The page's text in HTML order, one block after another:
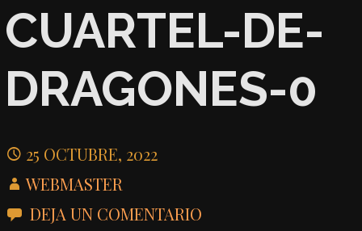
CUARTEL-DE-
DRAGONES-0
25 OCTUBRE, 2022
WEBMASTER
DEJA UN COMENTARIO